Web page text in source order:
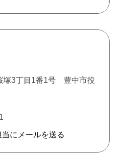
3丁目1番1号 豊中市役
にメールを送る